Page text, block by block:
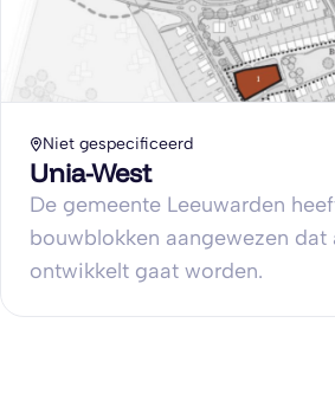
Niet gespecificeerd
Unia-West
De gemeente Leeuwarden
bouwblokken aangewezen dat
ontwikkelt gaat worden.